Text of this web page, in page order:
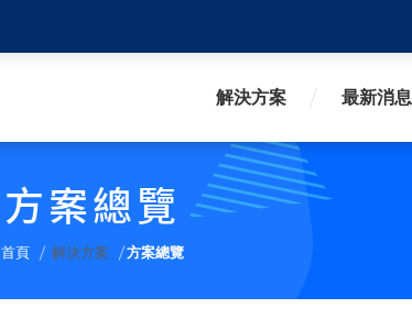
解決方案 最新消息
方案總覽
首頁 解決方案 方案總覽